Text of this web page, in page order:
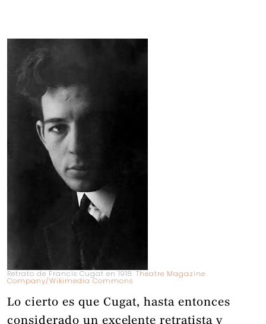
Retrato de Francis Cugat en 1918.Theatre Magazine
Company/Wikimedia Commons
Lo cierto es que Cugat, hasta entonces
considerado un excelente retratista y